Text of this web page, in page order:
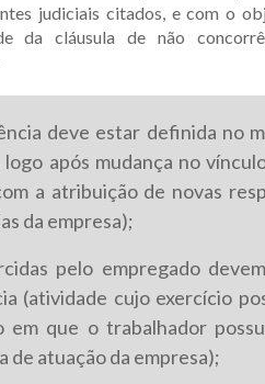
judiciais citados, e com o
da cláusula de não
deve estar definida no
após mudança no
a atribuição de novas
da empresa);
pelo empregado
(atividade cujo exercício
em que o trabalhador
de atuação da empresa);